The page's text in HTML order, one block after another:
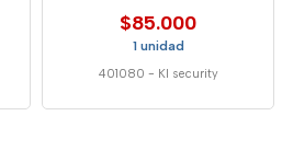
$85.000
1 unidad
401080 - Kl security